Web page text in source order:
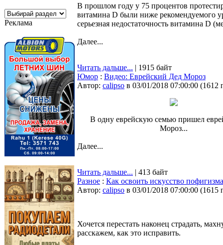
Реклама
В прошлом году у 75 процентов
витамина D были ниже рекомендуемого
серьезная недостаточность витамина D
Далее...
Читать дальше... | 1915 байт
Юмор : Видео: Еврейский Дед Мороз
Автор: calipso в 03/01/2018 07:00:00 (1612
В одну еврейскую семью пришел
Мороз...
Далее...
Читать дальше... | 413 байт
Разное : Как освоить искусство
Автор: calipso в 03/01/2018 07:00:00 (1615
Хочется перестать наконец страдать,
расскажем, как это исправить.